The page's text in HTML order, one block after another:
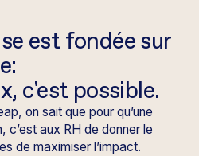
est fondée sur
c'est possible.
on sait que pour qu’une
c’est aux RH de donner le
de maximiser l’impact.